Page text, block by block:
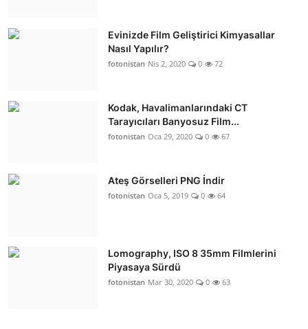
Evinizde Film Geliştirici Kimyasallar
Nasıl Yapılır?
fotonistan Nis 2, 2020 0 72
Kodak, Havalimanlarındaki CT
Tarayıcıları Banyosuz Film...
fotonistan Oca 29, 2020 0 67
Ateş Görselleri PNG İndir
fotonistan Oca 5, 2019 0 64
Lomography, ISO 8 35mm Filmlerini
Piyasaya Sürdü
fotonistan Mar 30, 2020 0 63